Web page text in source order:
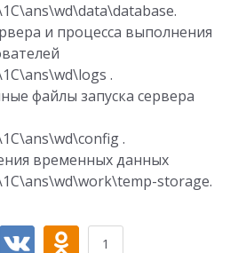
и процесса выполнения
.
файлы запуска сервера
.
временных данных
storage.
1